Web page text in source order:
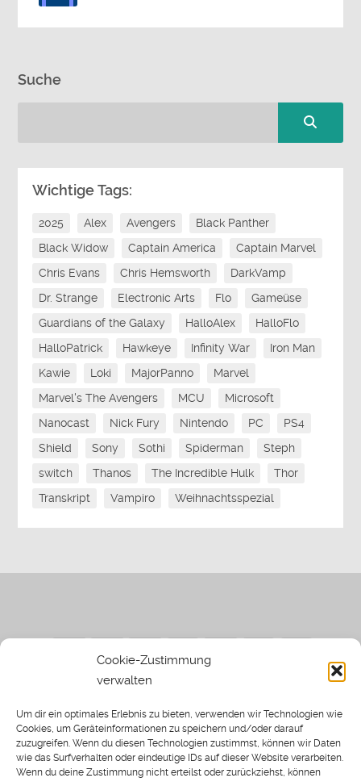
Cookie-Zustimmung
verwalten
Um dir ein optimales Erlebnis zu bieten, verwenden wir Technologien wie
Cookies, um Geräteinformationen zu speichern und/oder darauf
zuzugreifen. Wenn du diesen Technologien zustimmst, können wir Daten
wie das Surfverhalten oder eindeutige IDs auf dieser Website verarbeiten.
Wenn du deine Zustimmung nicht erteilst oder zurückziehst, können
Suche
Wichtige Tags:
2025 Alex Avengers
Black Panther
Black Widow
Captain America
Captain Marvel
Chris Evans
Chris Hemsworth
DarkVamp
Dr. Strange
Electronic Arts Flo
Gameüse
Guardians of the Galaxy
HalloAlex
HalloFlo
HalloPatrick
Hawkeye Infinity War
Iron Man
Kawie
Loki MajorPanno
Marvel
Marvel's The Avengers
MCU
Microsoft
Nanocast
Nick Fury Nintendo PC
PS4
Shield
Sony Sothi Spiderman
Steph
switch
Thanos The Incredible Hulk
Thor
Transkript
Vampiro Weihnachtsspezial
Spielwiese